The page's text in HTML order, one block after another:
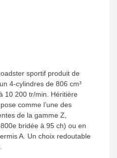
sportif produit de
4-cylindres de 806 cm³
10 200 tr/min. Héritière
comme l’une des
de la gamme Z,
bridée à 95 ch) ou en
A. Un choix redoutable